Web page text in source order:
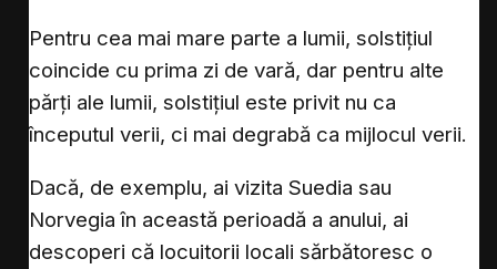
Pentru cea mai mare parte a lumii, solstițiul
coincide cu prima zi de vară, dar pentru alte
părți ale lumii, solstițiul este privit nu ca
începutul verii, ci mai degrabă ca mijlocul verii.
Dacă, de exemplu, ai vizita Suedia sau
Norvegia în această perioadă a anului, ai
descoperi că locuitorii locali sărbătoresc o